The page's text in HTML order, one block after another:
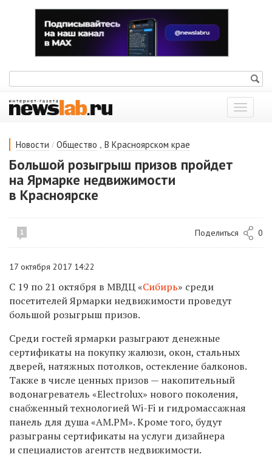
Показать
меню
Новости / Общество , В Красноярском крае
Большой розыгрыш призов пройдет
на Ярмарке недвижимости
в Красноярске
1 Поделиться 0
17 октября 2017 14:22
С 19 по 21 октября в МВДЦ «Сибирь» среди
посетителей Ярмарки недвижимости проведут
большой розыгрыш призов.
Среди гостей ярмарки разыграют денежные
сертификаты на покупку жалюзи, окон, стальных
дверей, натяжных потолков, остекление балконов.
Также в числе ценных призов — накопительный
водонагреватель «Electrolux» нового поколения,
снабженный технологией Wi-Fi и гидромассажная
панель для душа «АМ.РМ». Кроме того, будут
разыграны сертификаты на услуги дизайнера
и специалистов агентств недвижимости.